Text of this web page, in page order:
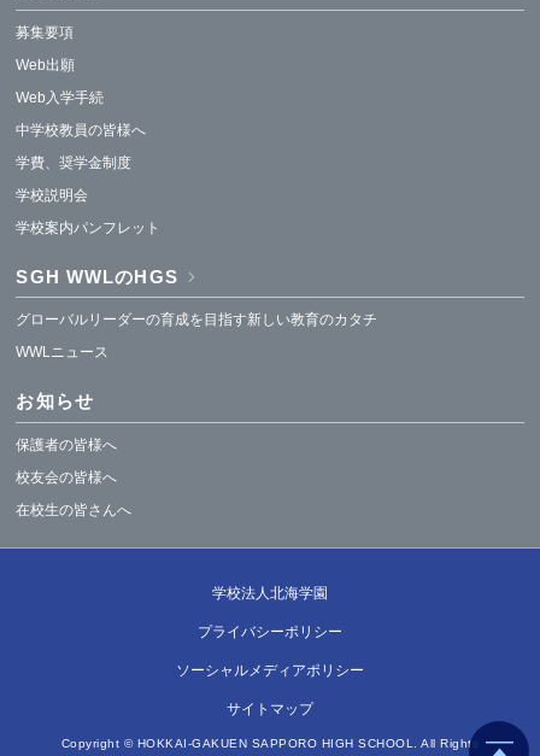
募集要項
Web出願
Web入学手続
中学校教員の皆様へ
学費、奨学金制度
学校説明会
学校案内パンフレット
SGH WWLのHGS
グローバルリーダーの育成を目指す新しい教育のカタチ
WWLニュース
お知らせ
保護者の皆様へ
校友会の皆様へ
在校生の皆さんへ
学校法人北海学園
プライバシーポリシー
ソーシャルメディアポリシー
サイトマップ
Copyright © HOKKAI-GAKUEN SAPPORO HIGH SCHOOL. All Rights